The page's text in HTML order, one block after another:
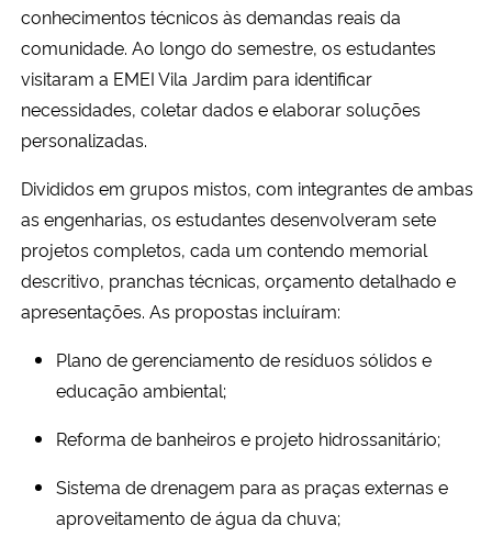
conhecimentos técnicos às demandas reais da
comunidade. Ao longo do semestre, os estudantes
visitaram a EMEI Vila Jardim para identificar
necessidades, coletar dados e elaborar soluções
personalizadas.
Divididos em grupos mistos, com integrantes de ambas
as engenharias, os estudantes desenvolveram sete
projetos completos, cada um contendo memorial
descritivo, pranchas técnicas, orçamento detalhado e
apresentações. As propostas incluíram:
Plano de gerenciamento de resíduos sólidos e
educação ambiental;
Reforma de banheiros e projeto hidrossanitário;
Sistema de drenagem para as praças externas e
aproveitamento de água da chuva;